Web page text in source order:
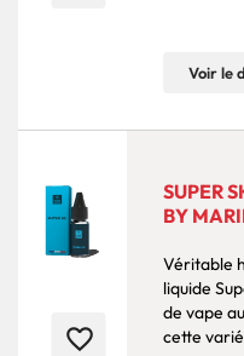
Voir le
favorite_border
SUPER
BY
Véritable
liquide
de vape
cette